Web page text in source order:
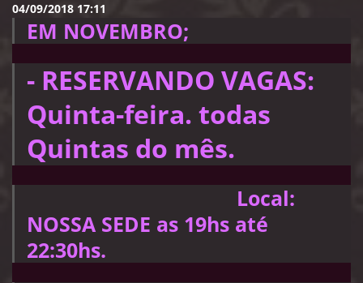
04/09/2018 17:11
EM NOVEMBRO;
- RESERVANDO VAGAS:
Quinta-feira. todas
Quintas do mês.
Local:
NOSSA SEDE as 19hs até
22:30hs.